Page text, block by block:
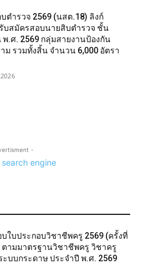
ตํารวจ 2569 (นสต.18) ลิงก์
บสมัครสอบนายสิบตำรวจ ชั้น
พ.ศ. 2569 กลุ่มสายงานป้องกัน
ม รวมทั้งสิ้น จำนวน 6,000 อัตรา
-
ใบประกอบวิชาชีพครู 2569 (ครั้งที่
ตามมาตรฐานวิชาชีพครู วิชาครู
ะบบกระดาษ ประจำปี พ.ศ. 2569